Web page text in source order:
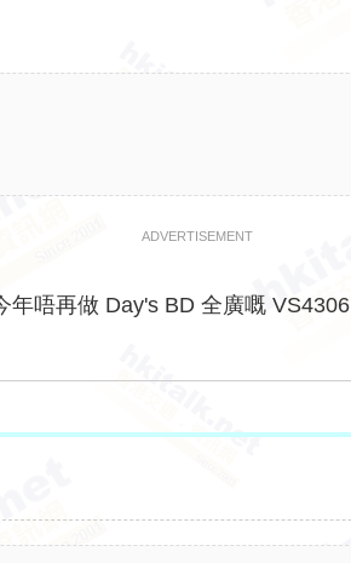
ADVERTISEMENT
年唔再做 Day's BD 全廣嘅 VS4306